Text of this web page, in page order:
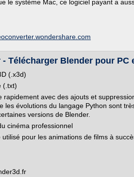
le système Mac, ce logiciel payant a
Télécharger Blender pour PC
(.x3d)
(.txt)
rapidement avec des ajouts et
les évolutions du langage Python sont
versions de Blender.
cinéma professionnel
pour les animations de films à